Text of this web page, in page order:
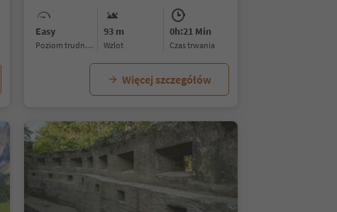
Easy
Poziom trudności
93 m
Wzlot
0h:21 Min
czas trwania
Więcej szczegółów